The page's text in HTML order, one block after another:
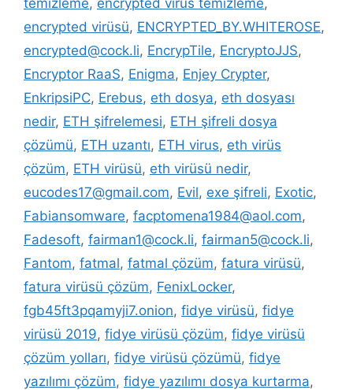
temizleme, encrypted virus temizleme,
encrypted virüsü, ENCRYPTED_BY.WHITEROSE,
encrypted@cock.li, EncrypTile, EncryptoJJS,
Encryptor RaaS, Enigma, Enjey Crypter,
EnkripsiPC, Erebus, eth dosya, eth dosyası
nedir, ETH şifrelemesi, ETH şifreli dosya
çözümü, ETH uzantı, ETH virus, eth virüs
çözüm, ETH virüsü, eth virüsü nedir,
eucodes17@gmail.com, Evil, exe şifreli, Exotic,
Fabiansomware, facptomena1984@aol.com,
Fadesoft, fairman1@cock.li, fairman5@cock.li,
Fantom, fatmal, fatmal çözüm, fatura virüsü,
fatura virüsü çözüm, FenixLocker,
fgb45ft3pqamyji7.onion, fidye virüsü, fidye
virüsü 2019, fidye virüsü çözüm, fidye virüsü
çözüm yolları, fidye virüsü çözümü, fidye
yazılımı çözüm, fidye yazılımı dosya kurtarma,